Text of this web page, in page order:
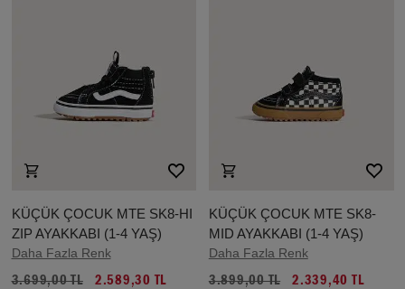
KÜÇÜK ÇOCUK MTE SK8-HI
ZIP AYAKKABI (1-4 YAŞ)
Daha Fazla Renk
3.699,00 TL 2.589,30 TL
KÜÇÜK ÇOCUK MTE SK8-
MID AYAKKABI (1-4 YAŞ)
Daha Fazla Renk
3.899,00 TL 2.339,40 TL